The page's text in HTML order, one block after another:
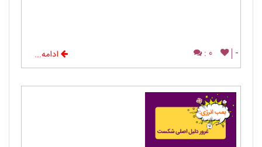
-
0 : ادامه...